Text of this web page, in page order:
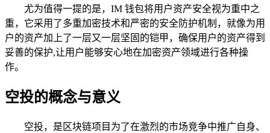
尤为值得一提的是，IM 钱包将用户资产安全视为重中之
重，它采用了多重加密技术和严密的安全防护机制，就像为用
户的资产加上了一层又一层坚固的铠甲，确保用户的资产得到
妥善的保护,让用户能够安心地在加密资产领域进行各种操
作。
空投的概念与意义
空投，是区块链项目为了在激烈的市场竞争中推广自身、